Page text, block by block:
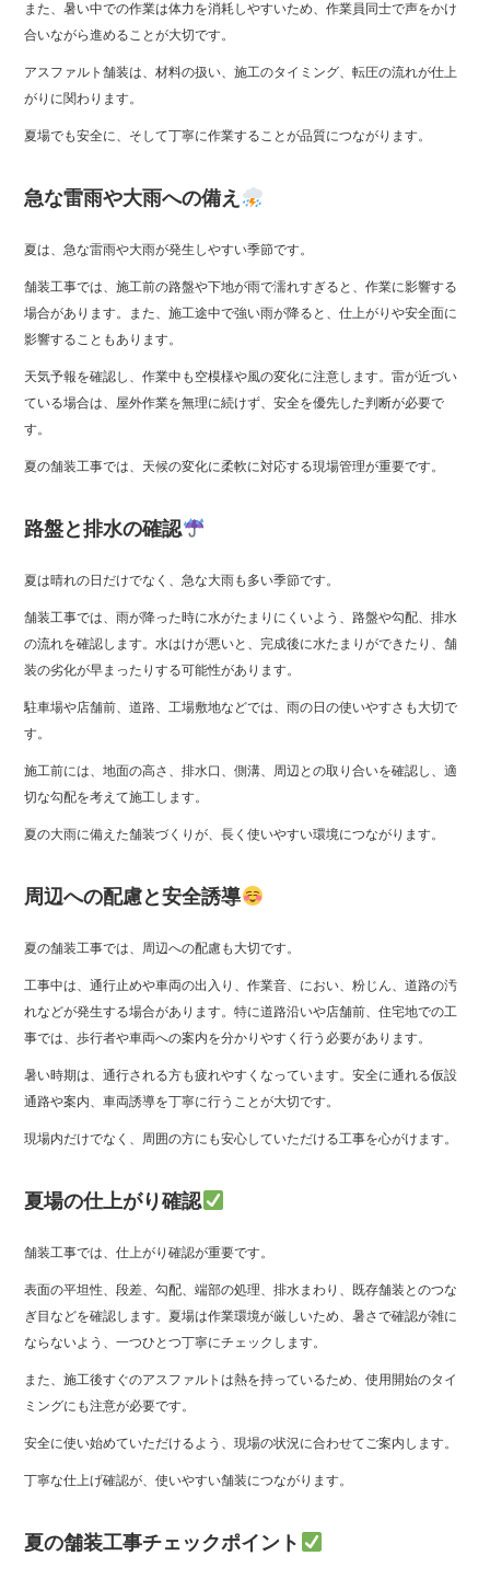
また、暑い中での作業は体力を消耗しやすいため、作業員同士で声をかけ
合いながら進めることが大切です。
アスファルト舗装は、材料の扱い、施工のタイミング、転圧の流れが仕上
がりに関わります。
夏場でも安全に、そして丁寧に作業することが品質につながります。
急な雷雨や大雨への備え
夏は、急な雷雨や大雨が発生しやすい季節です。
舗装工事では、施工前の路盤や下地が雨で濡れすぎると、作業に影響する
場合があります。また、施工途中で強い雨が降ると、仕上がりや安全面に
影響することもあります。
天気予報を確認し、作業中も空模様や風の変化に注意します。雷が近づい
ている場合は、屋外作業を無理に続けず、安全を優先した判断が必要で
す。
夏の舗装工事では、天候の変化に柔軟に対応する現場管理が重要です。
路盤と排水の確認
夏は晴れの日だけでなく、急な大雨も多い季節です。
舗装工事では、雨が降った時に水がたまりにくいよう、路盤や勾配、排水
の流れを確認します。水はけが悪いと、完成後に水たまりができたり、舗
装の劣化が早まったりする可能性があります。
駐車場や店舗前、道路、工場敷地などでは、雨の日の使いやすさも大切で
す。
施工前には、地面の高さ、排水口、側溝、周辺との取り合いを確認し、適
切な勾配を考えて施工します。
夏の大雨に備えた舗装づくりが、長く使いやすい環境につながります。
周辺への配慮と安全誘導
夏の舗装工事では、周辺への配慮も大切です。
工事中は、通行止めや車両の出入り、作業音、におい、粉じん、道路の汚
れなどが発生する場合があります。特に道路沿いや店舗前、住宅地での工
事では、歩行者や車両への案内を分かりやすく行う必要があります。
暑い時期は、通行される方も疲れやすくなっています。安全に通れる仮設
通路や案内、車両誘導を丁寧に行うことが大切です。
現場内だけでなく、周囲の方にも安心していただける工事を心がけます。
夏場の仕上がり確認
舗装工事では、仕上がり確認が重要です。
表面の平坦性、段差、勾配、端部の処理、排水まわり、既存舗装とのつな
ぎ目などを確認します。夏場は作業環境が厳しいため、暑さで確認が雑に
ならないよう、一つひとつ丁寧にチェックします。
また、施工後すぐのアスファルトは熱を持っているため、使用開始のタイ
ミングにも注意が必要です。
安全に使い始めていただけるよう、現場の状況に合わせてご案内します。
丁寧な仕上げ確認が、使いやすい舗装につながります。
夏の舗装工事チェックポイント